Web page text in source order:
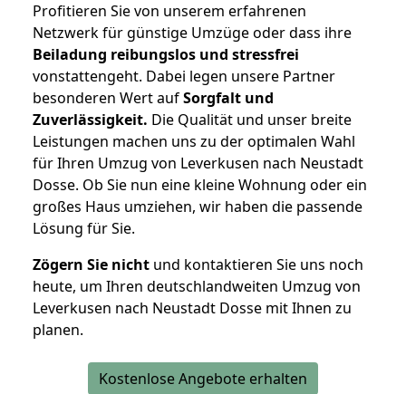
Profitieren Sie von unserem erfahrenen
Netzwerk für günstige Umzüge oder dass ihre
Beiladung reibungslos und stressfrei
vonstattengeht. Dabei legen unsere Partner
besonderen Wert aufSorgfalt und
Zuverlässigkeit. Die Qualität und unser breite
Leistungen machen uns zu der optimalen Wahl
für Ihren Umzug von Leverkusen nach Neustadt
Dosse. Ob Sie nun eine kleine Wohnung oder ein
großes Haus umziehen, wir haben die passende
Lösung für Sie.
Zögern Sie nicht und kontaktieren Sie uns noch
heute, um Ihren deutschlandweiten Umzug von
Leverkusen nach Neustadt Dosse mit Ihnen zu
planen.
Kostenlose Angebote erhalten